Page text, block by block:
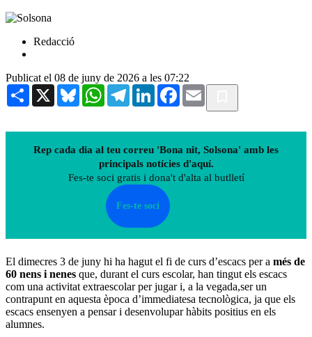
Redacció
Publicat el 08 de juny de 2026 a les 07:22
Share X BlueskyWhatsAppTelegramLinkedInFacebook
Email
Rep cada dia al teu correu 'Bona nit, Solsona' amb les
principals notícies d'aquí.
Fes-te soci gratis i dona't d'alta al butlletí
Fes-te soci
El dimecres 3 de juny hi ha hagut el fi de curs d’escacs per a més de
60 nens i nenes que, durant el curs escolar, han tingut els escacs
com una activitat extraescolar per jugar i, a la vegada,ser un
contrapunt en aquesta època d’immediatesa tecnològica, ja que els
escacs ensenyen a pensar i desenvolupar hàbits positius en els
alumnes.